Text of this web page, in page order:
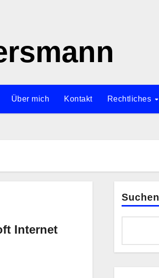
Über mich Kontakt Rechtliches
Internet
Suchen